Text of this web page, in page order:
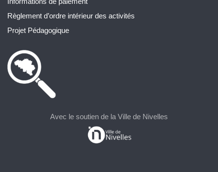
Règlement d’ordre intérieur des activités
Projet Pédagogique
Avec le soutien de la Ville de Nivelles